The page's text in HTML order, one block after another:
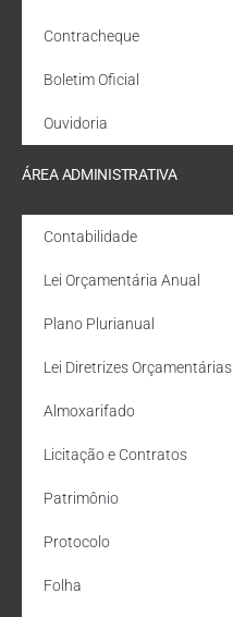
Contracheque
Boletim Oficial
Ouvidoria
ÁREA ADMINISTRATIVA
Contabilidade
Lei Orçamentária Anual
Plano Plurianual
Lei Diretrizes Orçamentárias
Almoxarifado
Licitação e Contratos
Patrimônio
Protocolo
Folha